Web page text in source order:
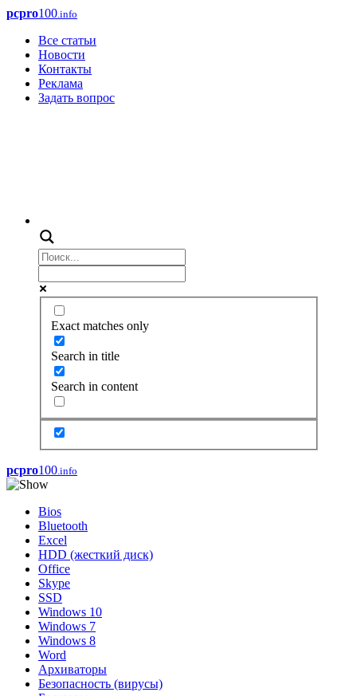
pcpro100.info
Все статьи
Новости
Контакты
Реклама
Задать вопрос
Exact matches only
Search in title
Search in content
pcpro100.info
Bios
Bluetooth
Excel
HDD (жесткий диск)
Office
Skype
SSD
Windows 10
Windows 7
Windows 8
Word
Архиваторы
Безопасность (вирусы)